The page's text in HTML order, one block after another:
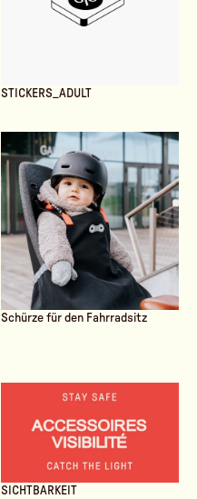
STICKERS_ADULT
Schürze für den Fahrradsitz
SICHTBARKEIT